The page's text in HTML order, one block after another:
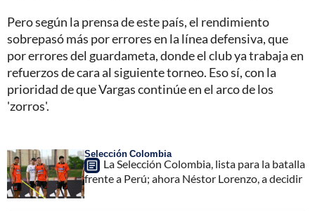
Pero según la prensa de este país, el rendimiento
sobrepasó más por errores en la línea defensiva, que
por errores del guardameta, donde el club ya trabaja en
refuerzos de cara al siguiente torneo. Eso sí, con la
prioridad de que Vargas continúe en el arco de los
'zorros'.
Selección Colombia
La Selección Colombia, lista para la batalla
frente a Perú; ahora Néstor Lorenzo, a decidir